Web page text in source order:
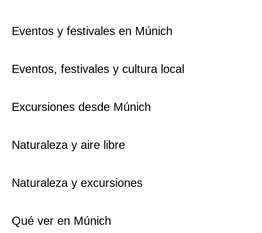
Eventos y festivales en Múnich
Eventos, festivales y cultura local
Excursiones desde Múnich
Naturaleza y aire libre
Naturaleza y excursiones
Qué ver en Múnich